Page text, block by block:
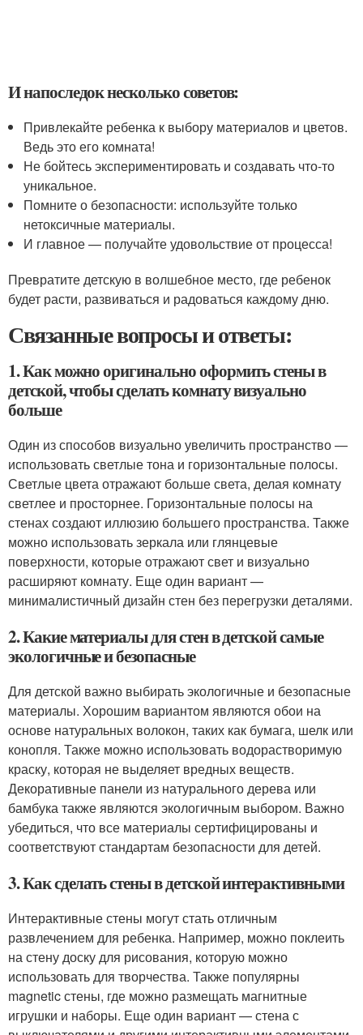
И напоследок несколько советов:
Привлекайте ребенка к выбору материалов и цветов.
Ведь это его комната!
Не бойтесь экспериментировать и создавать что-то
уникальное.
Помните о безопасности: используйте только
нетоксичные материалы.
И главное — получайте удовольствие от процесса!
Превратите детскую в волшебное место, где ребенок
будет расти, развиваться и радоваться каждому дню.
Связанные вопросы и ответы:
1. Как можно оригинально оформить стены в
детской, чтобы сделать комнату визуально
больше
Один из способов визуально увеличить пространство —
использовать светлые тона и горизонтальные полосы.
Светлые цвета отражают больше света, делая комнату
светлее и просторнее. Горизонтальные полосы на
стенах создают иллюзию большего пространства. Также
можно использовать зеркала или глянцевые
поверхности, которые отражают свет и визуально
расширяют комнату. Еще один вариант —
минималистичный дизайн стен без перегрузки деталями.
2. Какие материалы для стен в детской самые
экологичные и безопасные
Для детской важно выбирать экологичные и безопасные
материалы. Хорошим вариантом являются обои на
основе натуральных волокон, таких как бумага, шелк или
конопля. Также можно использовать водорастворимую
краску, которая не выделяет вредных веществ.
Декоративные панели из натурального дерева или
бамбука также являются экологичным выбором. Важно
убедиться, что все материалы сертифицированы и
соответствуют стандартам безопасности для детей.
3. Как сделать стены в детской интерактивными
Интерактивные стены могут стать отличным
развлечением для ребенка. Например, можно поклеить
на стену доску для рисования, которую можно
использовать для творчества. Также популярны
magnetic стены, где можно размещать магнитные
игрушки и наборы. Еще один вариант — стена с